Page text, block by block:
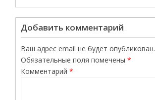
Добавить комментарий
Ваш адрес email не будет опубликован.
Обязательные поля помечены*
Комментарий*